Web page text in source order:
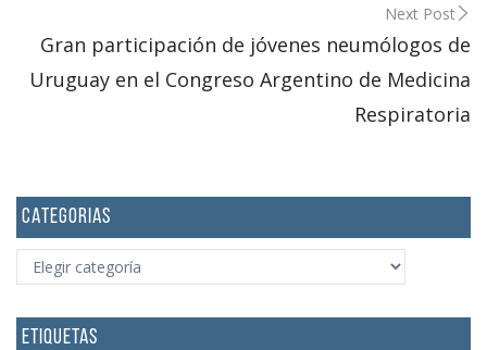
Next Post
Gran participación de jóvenes neumólogos de
Uruguay en el Congreso Argentino de Medicina
Respiratoria
CATEGORIAS
CATEGORIAS
ETIQUETAS